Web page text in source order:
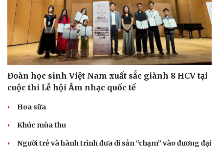
Du lịch
Tư vấn
Săn Tour
check-in
Podcast
Câu chuyện thời sự
Đọc truyện đêm khuya
Cửa sổ tình yêu
Kể chuyện cho bé
Hạt giống tâm hồn
Đoàn học sinh Việt Nam xuất sắc giành 8 HCV tại
cuộc thi Lễ hội Âm nhạc quốc tế
Hoa sữa
Khúc mùa thu
Người trẻ và hành trình đưa di sản “chạm” vào đương đại